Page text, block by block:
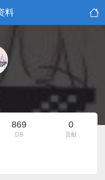
料
869
DB
0
贡献